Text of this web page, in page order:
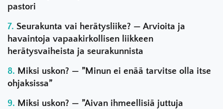
pastori
Seurakunta vai herätysliike? — Arvioita ja
havaintoja vapaakirkollisen liikkeen
herätysvaiheista ja seurakunnista
Miksi uskon? — ”Minun ei enää tarvitse olla itse
ohjaksissa”
Miksi uskon? — ”Aivan ihmeellisiä juttuja